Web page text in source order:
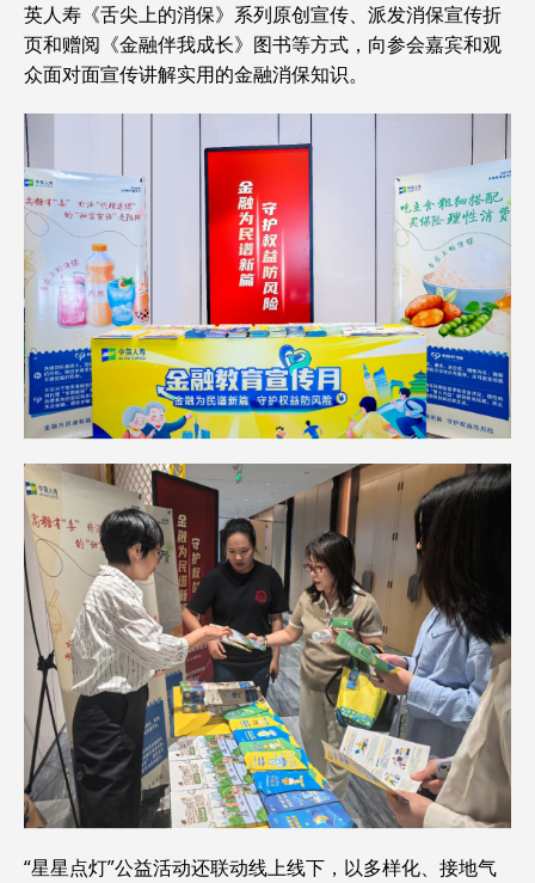
英人寿《舌尖上的消保》系列原创宣传、派发消保宣传折
页和赠阅《金融伴我成长》图书等方式，向参会嘉宾和观
众面对面宣传讲解实用的金融消保知识。
“星星点灯”公益活动还联动线上线下，以多样化、接地气